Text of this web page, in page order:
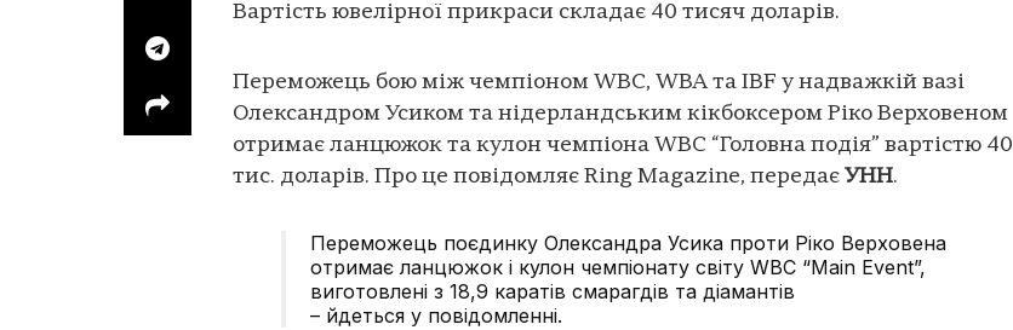
Вартість ювелірної прикраси складає 40 тисяч доларів.
Переможець бою між чемпіоном WBC, WBA та IBF у надважкій вазі
Олександром Усиком та нідерландським кікбоксером Ріко Верховеном
отримає ланцюжок та кулон чемпіона WBC “Головна подія” вартістю 40
тис. доларів. Про це повідомляє Ring Magazine, передає УНН.
Переможець поєдинку Олександра Усика проти Ріко Верховена
отримає ланцюжок і кулон чемпіонату світу WBC “Main Event”,
виготовлені з 18,9 каратів смарагдів та діамантів
– йдеться у повідомленні.